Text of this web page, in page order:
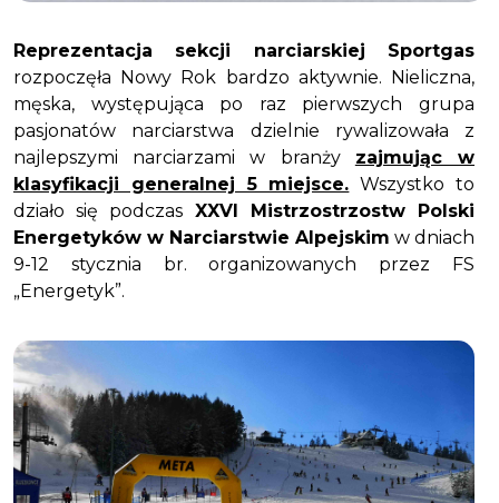
Reprezentacja sekcji narciarskiej Sportgas
rozpoczęła Nowy Rok bardzo aktywnie. Nieliczna,
męska, występująca po raz pierwszych grupa
pasjonatów narciarstwa dzielnie rywalizowała z
najlepszymi narciarzami w branży zajmując w
klasyfikacji generalnej 5 miejsce. Wszystko to
działo się podczas XXVI Mistrzostrzostw Polski
Energetyków w Narciarstwie Alpejskim w dniach
9-12 stycznia br. organizowanych przez FS
„Energetyk”.